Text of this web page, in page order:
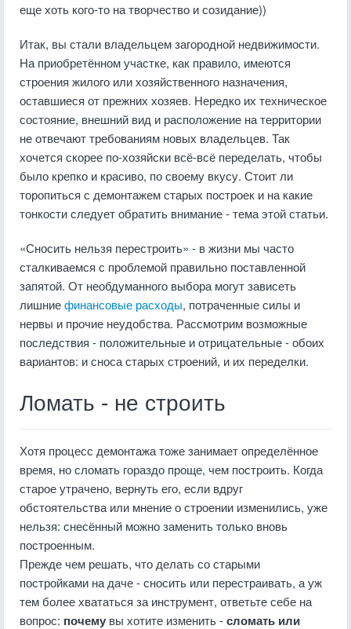
еще хоть кого-то на творчество и созидание))
Итак, вы стали владельцем загородной недвижимости.
На приобретённом участке, как правило, имеются
строения жилого или хозяйственного назначения,
оставшиеся от прежних хозяев. Нередко их техническое
состояние, внешний вид и расположение на территории
не отвечают требованиям новых владельцев. Так
хочется скорее по-хозяйски всё-всё переделать, чтобы
было крепко и красиво, по своему вкусу. Стоит ли
торопиться с демонтажем старых построек и на какие
тонкости следует обратить внимание - тема этой статьи.
«Сносить нельзя перестроить» - в жизни мы часто
сталкиваемся с проблемой правильно поставленной
запятой. От необдуманного выбора могут зависеть
лишниефинансовые расходы, потраченные силы и
нервы и прочие неудобства. Рассмотрим возможные
последствия - положительные и отрицательные - обоих
вариантов: и сноса старых строений, и их переделки.
Ломать - не строить
Хотя процесс демонтажа тоже занимает определённое
время, но сломать гораздо проще, чем построить. Когда
старое утрачено, вернуть его, если вдруг
обстоятельства или мнение о строении изменились, уже
нельзя: снесённый можно заменить только вновь
построенным.
Прежде чем решать, что делать со старыми
постройками на даче - сносить или перестраивать, а уж
тем более хвататься за инструмент, ответьте себе на
вопрос: почему вы хотите изменить -сломать или